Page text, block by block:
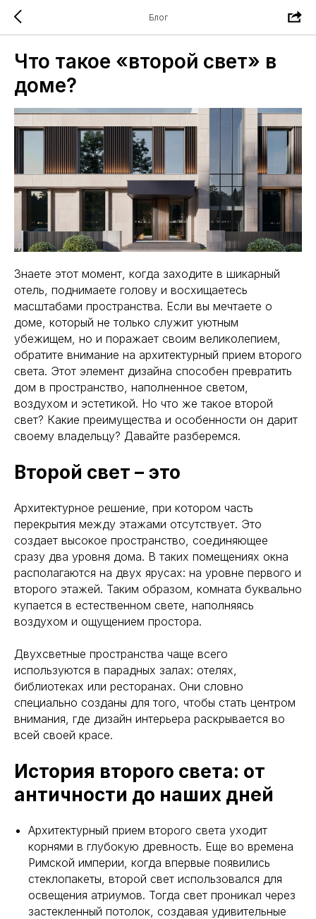
Блог
Что такое «второй свет» в
доме?
Знаете этот момент, когда заходите в шикарный
отель, поднимаете голову и восхищаетесь
масштабами пространства. Если вы мечтаете о
доме, который не только служит уютным
убежищем, но и поражает своим великолепием,
обратите внимание на архитектурный прием второго
света. Этот элемент дизайна способен превратить
дом в пространство, наполненное светом,
воздухом и эстетикой. Но что же такое второй
свет? Какие преимущества и особенности он дарит
своему владельцу? Давайте разберемся.
Второй свет – это
Архитектурное решение, при котором часть
перекрытия между этажами отсутствует. Это
создает высокое пространство, соединяющее
сразу два уровня дома. В таких помещениях окна
располагаются на двух ярусах: на уровне первого и
второго этажей. Таким образом, комната буквально
купается в естественном свете, наполняясь
воздухом и ощущением простора.
Двухсветные пространства чаще всего
используются в парадных залах: отелях,
библиотеках или ресторанах. Они словно
специально созданы для того, чтобы стать центром
внимания, где дизайн интерьера раскрывается во
всей своей красе.
История второго света: от
античности до наших дней
Архитектурный прием второго света уходит
корнями в глубокую древность. Еще во времена
Римской империи, когда впервые появились
стеклопакеты, второй свет использовался для
освещения атриумов. Тогда свет проникал через
застекленный потолок, создавая удивительные